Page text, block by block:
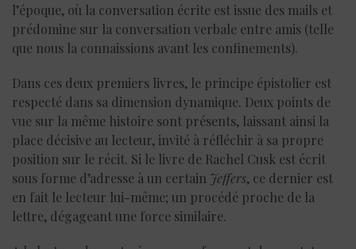
l’époque, où la conversation écrite est issue des mails et
prédomine sur la conversation verbale entre amis (telle
que nous la connaissions avant les confinements).
Dans ces deux premiers livres, le principe épistolier est
respecté dans sa dimension dynamique. Deux points de
vue sur la même histoire sont présents, laissant ainsi la
place décisive au lecteur, invité à réfléchir à sa propre
position sur le récit. Si le livre de Rachel Cusk est écrit
sous forme d’adresse à un certain Jeffers, ce dernier est
en fait le lecteur lui-même; un procédé proche de la
lettre, dégageant une force similaire.